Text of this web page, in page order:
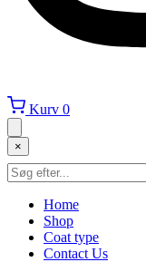
Kurv 0
×
Home
Shop
Coat type
Contact Us